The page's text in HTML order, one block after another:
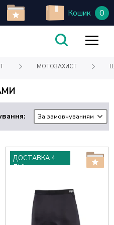
Кошик 0
МОТОЗАХИСТ
За замовчуванням
ДОСТАВКА 4
ДНІ